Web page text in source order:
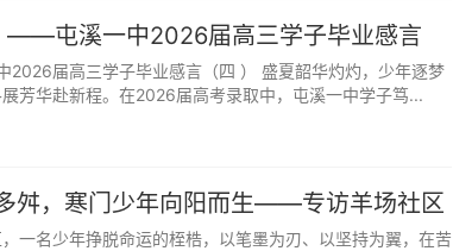
复习、几点休息、几点午休，自己心里有数。家长
说话、看电视外放，尽量保持家里安静。不用刻意
。
、送零食，看似关心，实则频繁打断思路。学习最
很容易涣散，复习效率大打折扣。
——屯溪一中2026届高三学子毕业感言
2026届高三学子毕业感言（四 ） 盛夏韶华灼灼，少年逐梦
芳华赴新程。在2026届高考录取中，屯溪一中学子笃...
舛，寒门少年向阳而生——专访羊场社区
一名少年挣脱命运的桎梏，以笔墨为刃、以坚持为翼，在苦